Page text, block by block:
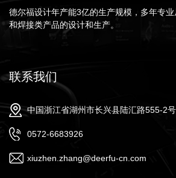
德尔福设计年产能3亿的生产规模，多年专
和焊接类产品的设计和生产。
联系我们
中国浙江省湖州市长兴县陆汇路555-2号
0572-6683926
xiuzhen.zhang@deerfu-cn.com